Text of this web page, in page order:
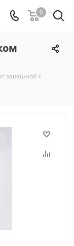
0
запашной с